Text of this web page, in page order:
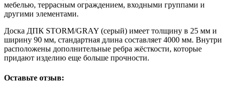
мебелью, террасным ограждением, входными группами и
другими элементами.
Доска ДПК STORM/GRAY (серый) имеет толщину в 25 мм и
ширину 90 мм, стандартная длина составляет 4000 мм. Внутри
расположены дополнительные ребра жёсткости, которые
придают изделию еще больше прочности.
Оставьте отзыв: